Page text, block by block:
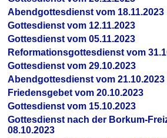
Abendgottesdienst vom 18.11.2023
Gottesdienst vom 12.11.2023
Gottesdienst vom 05.11.2023
Reformationsgottesdienst vom
Gottesdienst vom 29.10.2023
Abendgottesdienst vom 21.10.2023
Friedensgebet vom 20.10.2023
Gottesdienst vom 15.10.2023
Gottesdienst nach der Borkum-
08.10.2023